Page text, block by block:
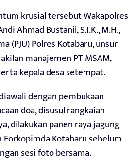
krusial tersebut Wakapolres
Ahmad Bustanil, S.I.K., M.H.,
(PJU) Polres Kotabaru, unsur
manajemen PT MSAM,
kepala desa setempat.
dengan pembukaan
doa, disusul rangkaian
dilakukan panen raya jagung
Forkopimda Kotabaru sebelum
sesi foto bersama.